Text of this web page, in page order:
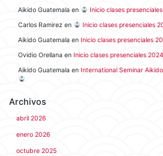
Aikido Guatemala en
Inicio clases
Carlos Ramirez en
Inicio clases presenciales
Aikido Guatemala en Inicio clases presenciales
Ovidio Orellana en Inicio clases presenciales 2024
Aikido Guatemala en International Seminar
Archivos
abril 2026
enero 2026
octubre 2025